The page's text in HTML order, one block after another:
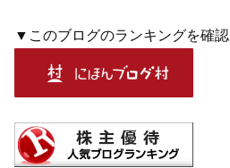
▼このブログのランキングを確認